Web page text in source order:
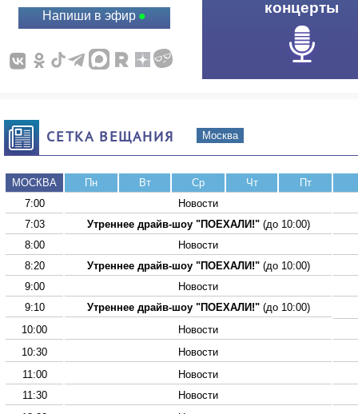
Напиши в эфир
концерты
СЕТКА ВЕЩАНИЯ Москва
МОСКВА Пн Вт Ср Чт
Пт
7:00
Новости
7:03
Утреннее драйв-шоу "ПОЕХАЛИ!"(до 10:00)
8:00
Новости
8:20
Утреннее драйв-шоу "ПОЕХАЛИ!"(до 10:00)
9:00
Новости
9:10
Утреннее драйв-шоу "ПОЕХАЛИ!"(до 10:00)
10:00
Новости
10:30
Новости
11:00
Новости
11:30
Новости